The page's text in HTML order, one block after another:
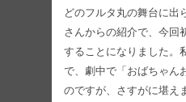
どのフルタ丸の舞台に出
さんからの紹介で、今回
することになりました。
で、劇中で「おばちゃん
のですが、さすがに堪え